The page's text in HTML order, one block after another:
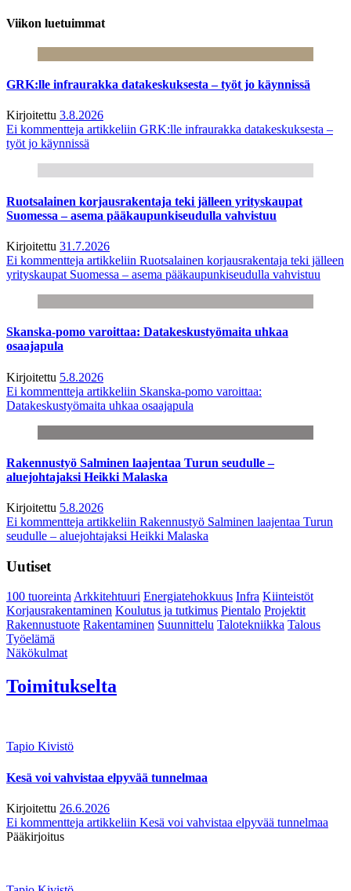
Viikon luetuimmat
GRK:lle infraurakka datakeskuksesta – työt jo käynnissä
Kirjoitettu 3.8.2026
Ei kommentteja artikkeliin GRK:lle infraurakka datakeskuksesta –
työt jo käynnissä
Ruotsalainen korjausrakentaja teki jälleen yrityskaupat
Suomessa – asema pääkaupunkiseudulla vahvistuu
Kirjoitettu 31.7.2026
Ei kommentteja artikkeliin Ruotsalainen korjausrakentaja teki jälleen
yrityskaupat Suomessa – asema pääkaupunkiseudulla vahvistuu
Skanska-pomo varoittaa: Datakeskustyömaita uhkaa
osaajapula
Kirjoitettu 5.8.2026
Ei kommentteja artikkeliin Skanska-pomo varoittaa:
Datakeskustyömaita uhkaa osaajapula
Rakennustyö Salminen laajentaa Turun seudulle –
aluejohtajaksi Heikki Malaska
Kirjoitettu 5.8.2026
Ei kommentteja artikkeliin Rakennustyö Salminen laajentaa Turun
seudulle – aluejohtajaksi Heikki Malaska
Uutiset
100 tuoreintaArkkitehtuuri Energiatehokkuus Infra Kiinteistöt
Korjausrakentaminen Koulutus ja tutkimus Pientalo Projektit
Rakennustuote Rakentaminen Suunnittelu Talotekniikka Talous
Työelämä
Näkökulmat
Toimitukselta
Tapio Kivistö
Kesä voi vahvistaa elpyvää tunnelmaa
Kirjoitettu 26.6.2026
Ei kommentteja artikkeliin Kesä voi vahvistaa elpyvää tunnelmaa
Pääkirjoitus